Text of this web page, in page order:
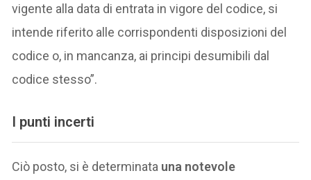
vigente alla data di entrata in vigore del codice, si
intende riferito alle corrispondenti disposizioni del
codice o, in mancanza, ai principi desumibili dal
codice stesso”.
I punti incerti
Ciò posto, si è determinata una notevole